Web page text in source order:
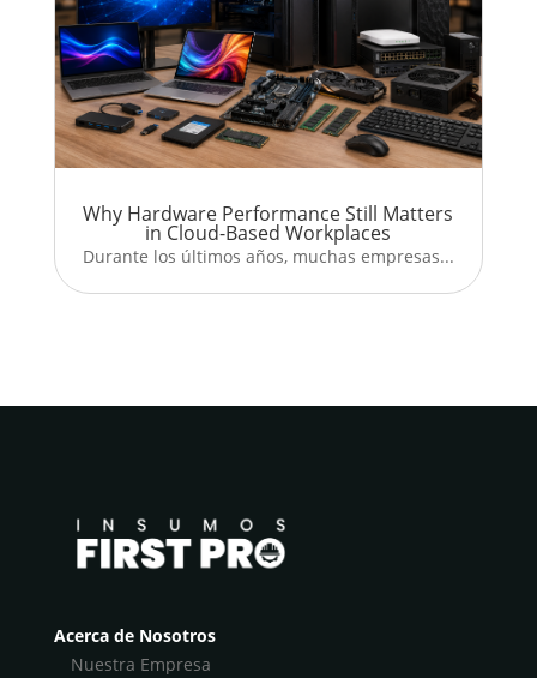
Why Hardware Performance Still Matters
in Cloud-Based Workplaces
Durante los últimos años, muchas empresas...
Acerca de Nosotros
Nuestra Empresa